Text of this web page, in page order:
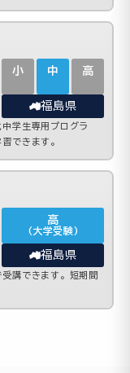
小 中 高
福島県
学生専用プログラ
できます。
高
(大学受験)
福島県
講できます。短期間